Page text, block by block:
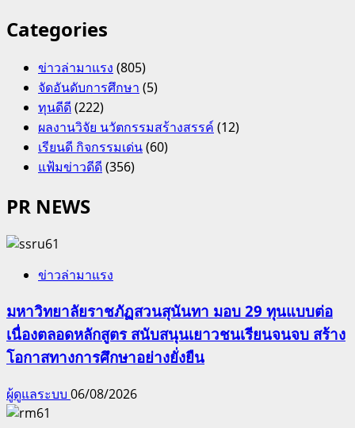
Categories
ข่าวล่ามาแรง (805)
จัดอันดับการศึกษา (5)
ทุนดีดี(222)
ผลงานวิจัย นวัตกรรมสร้างสรรค์ (12)
เรียนดี กิจกรรมเด่น(60)
แฟ้มข่าวดีดี(356)
PR NEWS
ข่าวล่ามาแรง
มหาวิทยาลัยราชภัฏสวนสุนันทา มอบ 29 ทุนแบบต่อ
เนื่องตลอดหลักสูตร สนับสนุนเยาวชนเรียนจนจบ สร้าง
โอกาสทางการศึกษาอย่างยั่งยืน
ผู้ดูแลระบบ 06/08/2026